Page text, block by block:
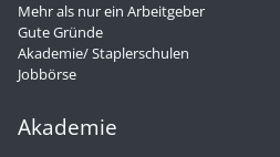
Mehr als nur ein Arbeitgeber
Gute Gründe
Akademie/ Staplerschulen
Jobbörse
Akademie